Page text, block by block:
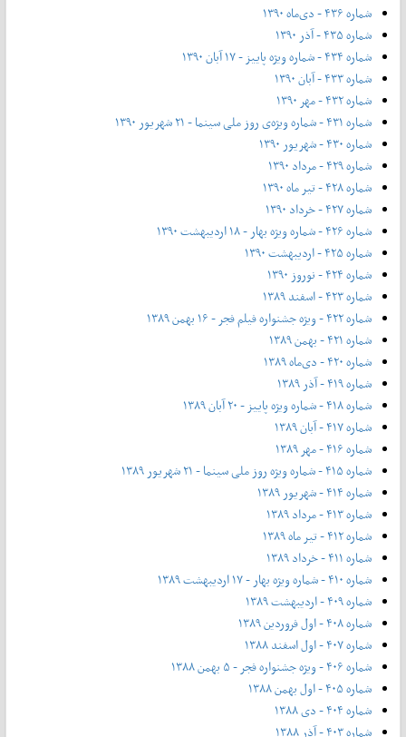
شماره ۴۳۶ - دی‌ماه ۱۳۹۰
شماره ۴۳۵ - آذر ۱۳۹۰
شماره ۴۳۴ - شماره ویژه پاییز - ۱۷ آبان ۱۳۹۰
شماره ۴۳۳ - آبان ۱۳۹۰
شماره ۴۳۲ - مهر ۱۳۹۰
شماره ۴۳۱ - شماره ویژه‌ی روز ملی سینما - ۲۱ شهریور ۱۳۹۰
شماره ۴۳۰ - شهریور ۱۳۹۰
شماره ۴۲۹ - مرداد ۱۳۹۰
شماره ۴۲۸ - تیر ماه ۱۳۹۰
شماره ۴۲۷ - خرداد ۱۳۹۰
شماره ۴۲۶ - شماره ویژه بهار - ۱۸ اردیبهشت ۱۳۹۰
شماره ۴۲۵ - اردیبهشت ۱۳۹۰
شماره ۴۲۴ - نوروز ۱۳۹۰
شماره ۴۲۳ - اسفند ۱۳۸۹
شماره ۴۲۲ - ویژه جشنواره فیلم فجر - ۱۶ بهمن ۱۳۸۹
شماره ۴۲۱ - بهمن ۱۳۸۹
شماره ۴۲۰ - دی‌ماه ۱۳۸۹
شماره ۴۱۹ - آذر ۱۳۸۹
شماره ۴۱۸ - شماره ویژه پاییز - ۲۰ آبان ۱۳۸۹
شماره ۴۱۷ - آبان ۱۳۸۹
شماره ۴۱۶ - مهر ۱۳۸۹
شماره ۴۱۵ - شماره ویژه روز ملی سینما - ۲۱ شهریور ۱۳۸۹
شماره ۴۱۴ - شهریور ۱۳۸۹
شماره ۴۱۳ - مرداد ۱۳۸۹
شماره ۴۱۲ - تیر ماه ۱۳۸۹
شماره ۴۱۱ - خرداد ۱۳۸۹
شماره ۴۱۰ - شماره ویژه بهار - ۱۷ اردیبهشت ۱۳۸۹
شماره ۴۰۹ - اردیبهشت ۱۳۸۹
شماره ۴۰۸ - اول فروردین ۱۳۸۹
شماره ۴۰۷ - اول اسفند ۱۳۸۸
شماره ۴۰۶ - ویژه جشنواره فجر - ۵ بهمن ۱۳۸۸
شماره ۴۰۵ - اول بهمن ۱۳۸۸
شماره ۴۰۴ - دی ۱۳۸۸
شماره ۴۰۳ - آذر ۱۳۸۸